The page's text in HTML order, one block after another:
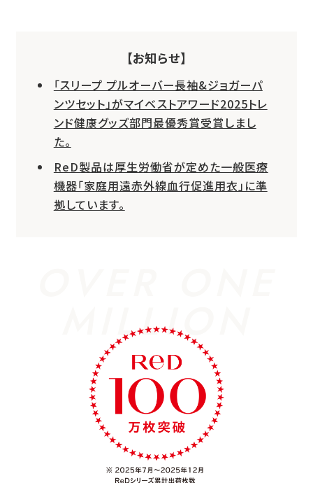
【お知らせ】
「スリープ プルオーバー長袖&ジョガーパ
ンツセット」がマイベストアワード2025トレ
ンド健康グッズ部門最優秀賞受賞しまし
た。
ReD製品は厚生労働省が定めた一般医療
機器「家庭用遠赤外線血行促進用衣」に準
拠しています。
MILLION